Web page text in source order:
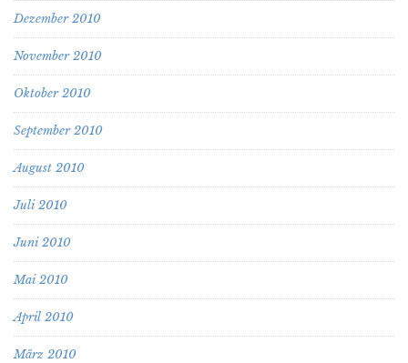
Dezember 2010
November 2010
Oktober 2010
September 2010
August 2010
Juli 2010
Juni 2010
Mai 2010
April 2010
März 2010